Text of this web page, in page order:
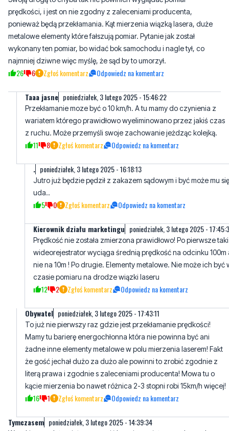
prędkości, i jest on nie zgodny z zaleceniami producenta,
ponieważ będą przekłamania. Kąt mierzenia wiązką lasera, duże
metalowe elementy które fałszują pomiar. Pytanie jak został
wykonany ten pomiar, bo widać bok samochodu i nagle tył, co
najmniej dziwne więc myślę, że sąd by to umorzył.
26 6 Zgłoś komentarz Odpowiedz na komentarz
Taaa jasne poniedziałek, 3 lutego 2025 - 15:46:22
Przekłamanie moze być o 10 km/h. A tu mamy do czynienia z
wariatem którego prawidłowo wyeliminowano przez jakiś czas
z ruchu. Może przemyśli swoje zachowanie jeżdząc kolejką.
11 8 Zgłoś komentarz Odpowiedz na komentarz
. poniedziałek, 3 lutego 2025 - 16:18:13
Jutro już będzie pędził z zakazem sądowym i być może mu się
uda..
5 0 Zgłoś komentarz Odpowiedz na komentarz
Kierownik działu marketingu poniedziałek, 3 lutego 2025 -
Prędkość nie została zmierzona prawidłowo! Po pierwsze taki
wideorejestrator wyciąga średnią prędkość na odcinku 100m
nie na 10m ! Po drugie. Elementy metalowe. Nie może ich być
czasie pomiaru na drodze wiązki laseru
12 2 Zgłoś komentarz Odpowiedz na komentarz
Obywatel poniedziałek, 3 lutego 2025 - 17:43:11
To już nie pierwszy raz gdzie jest przekłamanie prędkości!
Mamy tu barierę energochłonna która nie powinna być ani
żadne inne elementy metalowe w polu mierzenia laserem! Fakt
że gość jechał dużo za dużo ale powinni to zrobić zgodnie z
literą prawa i zgodnie s zaleceniami producenta! Mowa tu o
kącie mierzenia bo nawet różnica 2-3 stopni robi 15km/h więcej!
16 1 Zgłoś komentarz Odpowiedz na komentarz
Tymczasem poniedziałek, 3 lutego 2025 - 14:39:34